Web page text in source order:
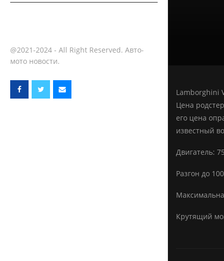
@2021-2024 - All Right Reserved. Авто-
мото новости.
Lamborghini
Цена
его цена
известный
Двигатель:
Разгон до
Крутящий